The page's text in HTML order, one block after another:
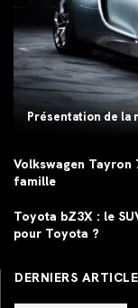
Présentation de la
Volkswagen Tayron
famille
Toyota bZ3X : le
pour Toyota ?
DERNIERS